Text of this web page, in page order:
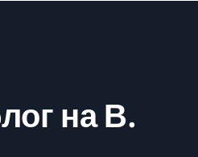
на В.